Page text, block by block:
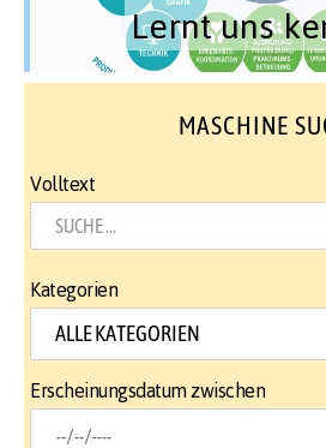
Lernt uns
MASCHINE
Volltext
Kategorien
Erscheinungsdatum zwischen